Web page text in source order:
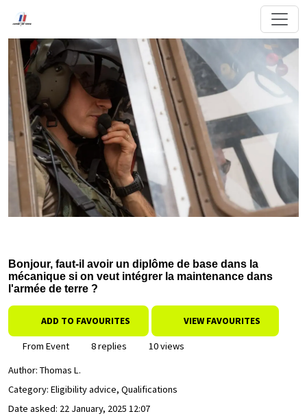
Bonjour, faut-il avoir un diplôme de base dans la
mécanique si on veut intégrer la maintenance dans
l'armée de terre ?
ADD TO FAVOURITES VIEW FAVOURITES
From Event 8 replies
10 views
Author: Thomas L.
Category: Eligibility advice, Qualifications
Date asked: 22 January, 2025 12:07